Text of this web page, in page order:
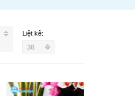
Liệt kê:
36